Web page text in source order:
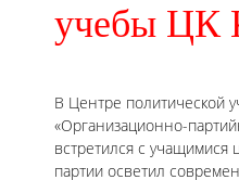
учебы
В Центре политической
«Организационно-
встретился с
партии осветил